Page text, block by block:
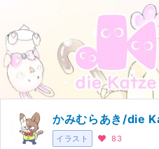
イラスト
かみむらあき/die
83